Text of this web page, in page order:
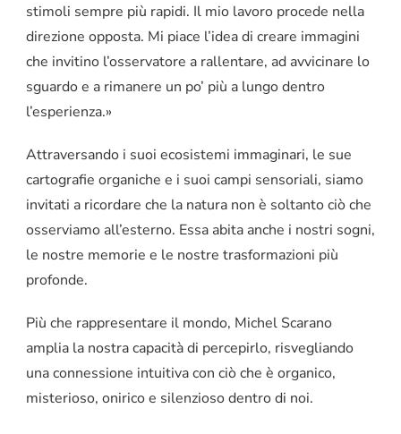
stimoli sempre più rapidi. Il mio lavoro procede nella
direzione opposta. Mi piace l’idea di creare immagini
che invitino l’osservatore a rallentare, ad avvicinare lo
sguardo e a rimanere un po’ più a lungo dentro
l’esperienza.»
Attraversando i suoi ecosistemi immaginari, le sue
cartografie organiche e i suoi campi sensoriali, siamo
invitati a ricordare che la natura non è soltanto ciò che
osserviamo all’esterno. Essa abita anche i nostri sogni,
le nostre memorie e le nostre trasformazioni più
profonde.
Più che rappresentare il mondo, Michel Scarano
amplia la nostra capacità di percepirlo, risvegliando
una connessione intuitiva con ciò che è organico,
misterioso, onirico e silenzioso dentro di noi.